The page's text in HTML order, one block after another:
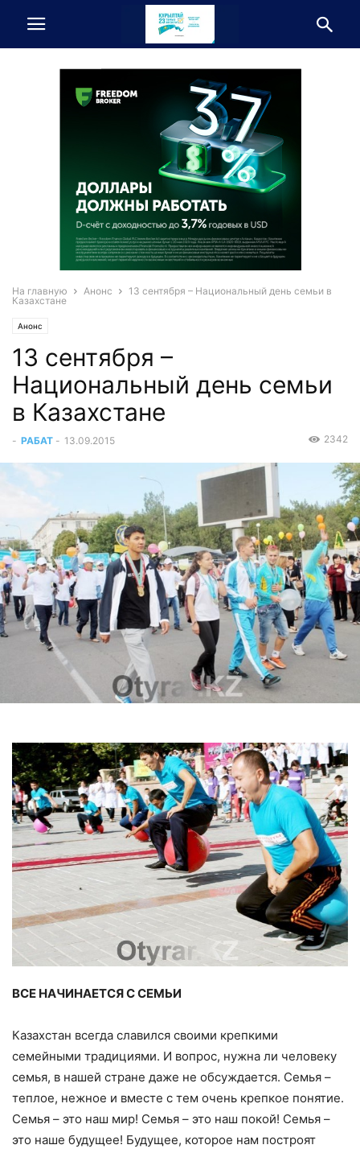
На главную Анонс
13 сентября – Национальный день семьи в
Казахстане
Анонс
13 сентября –
Национальный день семьи
в Казахстане
- РАБАТ - 13.09.2015 2342
ВСЕ НАЧИНАЕТСЯ С СЕМЬИ
Казахстан всегда славился своими крепкими
семейными традициями. И вопрос, нужна ли человеку
семья, в нашей стране даже не обсуждается. Семья –
теплое, нежное и вместе с тем очень крепкое понятие.
Семья – это наш мир! Семья – это наш покой! Семья –
это наше будущее! Будущее, которое нам построят